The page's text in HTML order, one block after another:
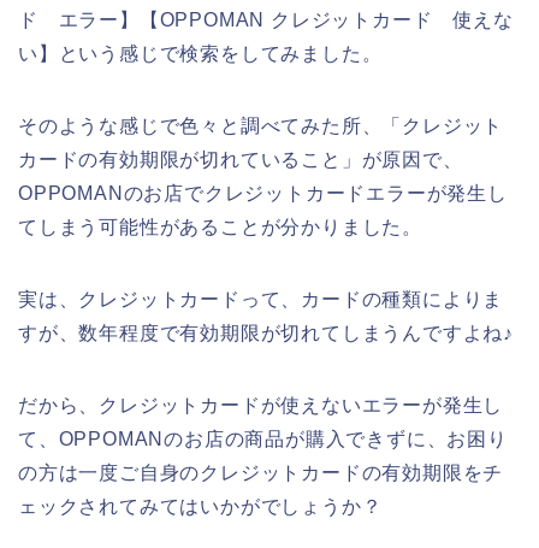
ド エラー】【OPPOMAN クレジットカード 使えな
い】という感じで検索をしてみました。
そのような感じで色々と調べてみた所、「クレジット
カードの有効期限が切れていること」が原因で、
OPPOMANのお店でクレジットカードエラーが発生し
てしまう可能性があることが分かりました。
実は、クレジットカードって、カードの種類によりま
すが、数年程度で有効期限が切れてしまうんですよね♪
だから、クレジットカードが使えないエラーが発生し
て、OPPOMANのお店の商品が購入できずに、お困り
の方は一度ご自身のクレジットカードの有効期限をチ
ェックされてみてはいかがでしょうか？